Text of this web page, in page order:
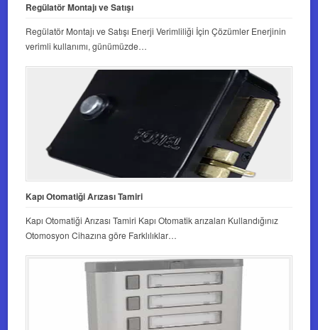
Regülatör Montajı ve Satışı
Regülatör Montajı ve Satışı Enerji Verimliliği İçin Çözümler Enerjinin
verimli kullanımı, günümüzde…
Kapı Otomatiği Arızası Tamiri
Kapı Otomatiği Arızası Tamiri Kapı Otomatik arızaları Kullandığınız
Otomosyon Cihazına göre Farklılıklar…